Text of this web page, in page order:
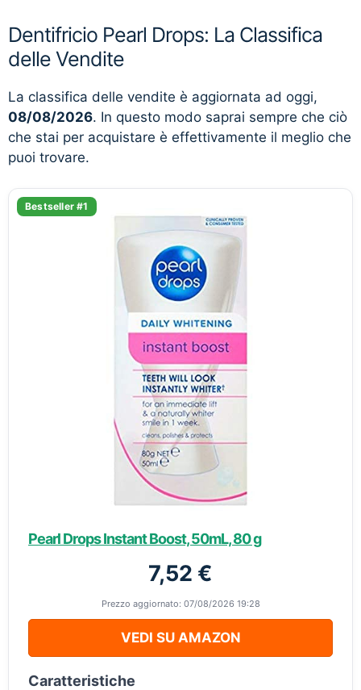
Dentifricio Pearl Drops: La Classifica
delle Vendite
La classifica delle vendite è aggiornata ad oggi,
08/08/2026. In questo modo saprai sempre che ciò
che stai per acquistare è effettivamente il meglio che
puoi trovare.
Bestseller #1
Pearl Drops Instant Boost, 50mL, 80 g
7,52 €
Prezzo aggiornato: 07/08/2026 19:28
VEDI SU AMAZON
Caratteristiche